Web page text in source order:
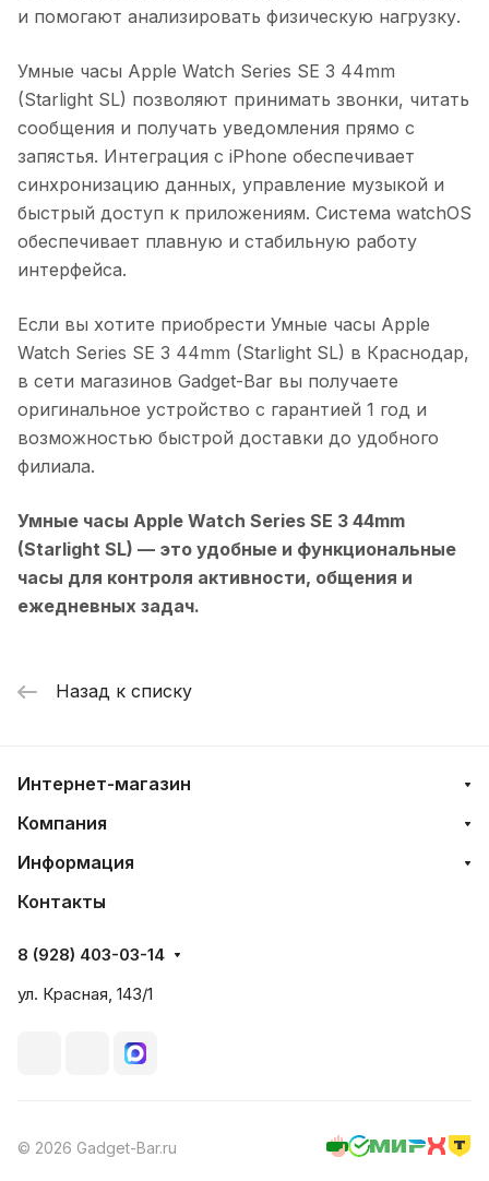
и помогают анализировать физическую нагрузку.
Умные часы Apple Watch Series SE 3 44mm
(Starlight SL) позволяют принимать звонки, читать
сообщения и получать уведомления прямо с
запястья. Интеграция с iPhone обеспечивает
синхронизацию данных, управление музыкой и
быстрый доступ к приложениям. Система watchOS
обеспечивает плавную и стабильную работу
интерфейса.
Если вы хотите приобрести Умные часы Apple
Watch Series SE 3 44mm (Starlight SL) в Краснодар,
в сети магазинов Gadget-Bar вы получаете
оригинальное устройство с гарантией 1 год и
возможностью быстрой доставки до удобного
филиала.
Умные часы Apple Watch Series SE 3 44mm
(Starlight SL) — это удобные и функциональные
часы для контроля активности, общения и
ежедневных задач.
Назад к списку
Интернет-магазин
Компания
Информация
Контакты
8 (928) 403-03-14
ул. Красная, 143/1
© 2026 Gadget-Bar.ru